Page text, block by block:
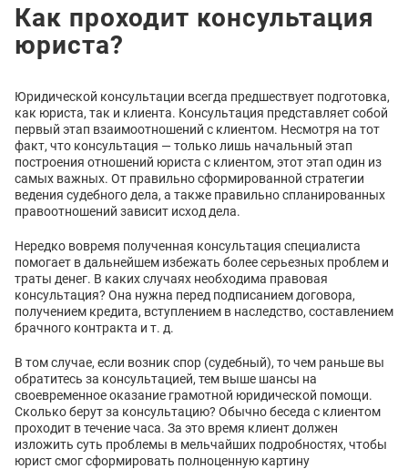
Как проходит консультация
юриста?
Юридической консультации всегда предшествует подготовка,
как юриста, так и клиента. Консультация представляет собой
первый этап взаимоотношений с клиентом. Несмотря на тот
факт, что консультация — только лишь начальный этап
построения отношений юриста с клиентом, этот этап один из
самых важных. От правильно сформированной стратегии
ведения судебного дела, а также правильно спланированных
правоотношений зависит исход дела.
Нередко вовремя полученная консультация специалиста
помогает в дальнейшем избежать более серьезных проблем и
траты денег. В каких случаях необходима правовая
консультация? Она нужна перед подписанием договора,
получением кредита, вступлением в наследство, составлением
брачного контракта и т. д.
В том случае, если возник спор (судебный), то чем раньше вы
обратитесь за консультацией, тем выше шансы на
своевременное оказание грамотной юридической помощи.
Сколько берут за консультацию? Обычно беседа с клиентом
проходит в течение часа. За это время клиент должен
изложить суть проблемы в мельчайших подробностях, чтобы
юрист смог сформировать полноценную картину